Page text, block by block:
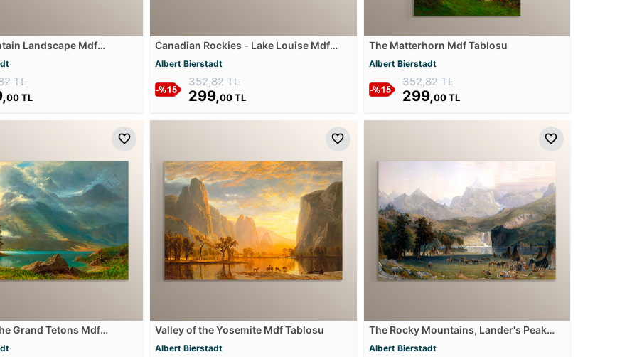
Landscape Mdf
TL
00 TL
Canadian Rockies - Lake Louise Mdf
Tablosu
Albert Bierstadt
352,82 TL
299,00 TL
The Matterhorn Mdf Tablosu
Albert Bierstadt
352,82 TL
299,00 TL
Grand Tetons Mdf
Valley of the Yosemite Mdf Tablosu
Albert Bierstadt
The Rocky Mountains, Lander's Peak
Mdf Tablosu
Albert Bierstadt